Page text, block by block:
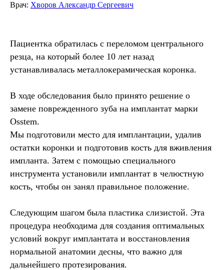
Врач: Хворов Александр Сергеевич
Пациентка обратилась с переломом центрального
резца, на который более 10 лет назад
устанавливалась металлокерамическая коронка.
В ходе обследования было принято решение о
замене поврежденного зуба на имплантат марки
Osstem.
Мы подготовили место для имплантации, удалив
остатки коронки и подготовив кость для вживления
импланта. Затем с помощью специального
инструмента установили имплантат в челюстную
кость, чтобы он занял правильное положение.
Следующим шагом была пластика слизистой. Эта
процедура необходима для создания оптимальных
условий вокруг имплантата и восстановления
нормальной анатомии десны, что важно для
дальнейшего протезирования.